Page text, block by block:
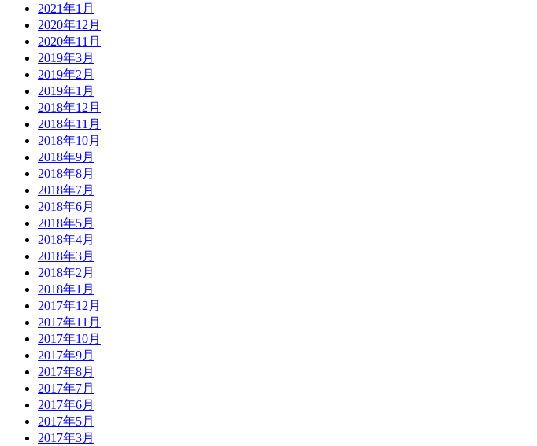
2021年1月
2020年12月
2020年11月
2019年3月
2019年2月
2019年1月
2018年12月
2018年11月
2018年10月
2018年9月
2018年8月
2018年7月
2018年6月
2018年5月
2018年4月
2018年3月
2018年2月
2018年1月
2017年12月
2017年11月
2017年10月
2017年9月
2017年8月
2017年7月
2017年6月
2017年5月
2017年3月